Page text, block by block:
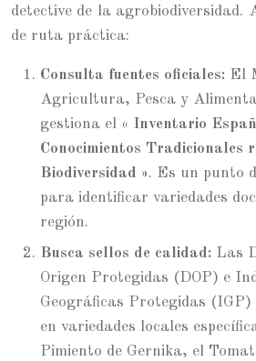
detective de la agrobiodiversidad.
de ruta práctica:
Consulta fuentes oficiales: El
Agricultura, Pesca y
gestiona el « Inventario
Conocimientos Tradicionales
Biodiversidad ». Es un punto
para identificar variedades
región.
Busca sellos de calidad: Las
Origen Protegidas (DOP) e
Geográficas Protegidas (IGP)
en variedades locales
Pimiento de Gernika, el